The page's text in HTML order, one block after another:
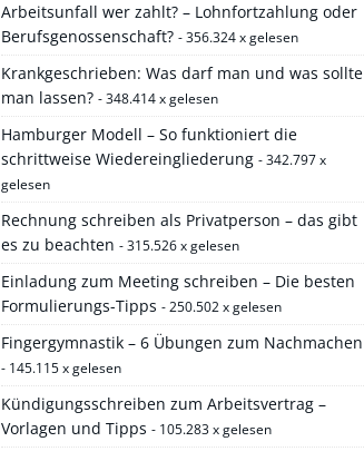
Arbeitsunfall wer zahlt? – Lohnfortzahlung oder
Berufsgenossenschaft? - 356.324 x gelesen
Krankgeschrieben: Was darf man und was sollte
man lassen? - 348.414 x gelesen
Hamburger Modell – So funktioniert die
schrittweise Wiedereingliederung - 342.797 x
gelesen
Rechnung schreiben als Privatperson – das gibt
es zu beachten - 315.526 x gelesen
Einladung zum Meeting schreiben – Die besten
Formulierungs-Tipps - 250.502 x gelesen
Fingergymnastik – 6 Übungen zum Nachmachen
- 145.115 x gelesen
Kündigungsschreiben zum Arbeitsvertrag –
Vorlagen und Tipps - 105.283 x gelesen